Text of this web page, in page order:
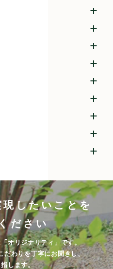
したいことを
ださい
オリジナリティ」です。
だわりを丁寧にお聞きし、
します。